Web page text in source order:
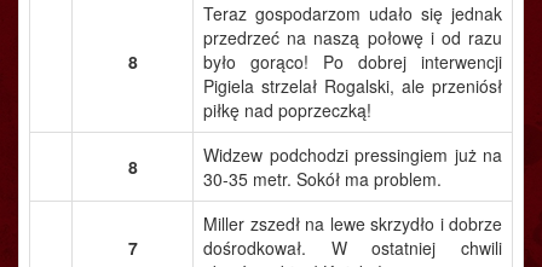
8
Teraz gospodarzom udało się jednak
przedrzeć na naszą połowę i od razu
było gorąco! Po dobrej interwencji
Pigiela strzelał Rogalski, ale przeniósł
piłkę nad poprzeczką!
8
Widzew podchodzi pressingiem już na
30-35 metr. Sokół ma problem.
7
Miller zszedł na lewe skrzydło i dobrze
dośrodkował. W ostatniej chwili